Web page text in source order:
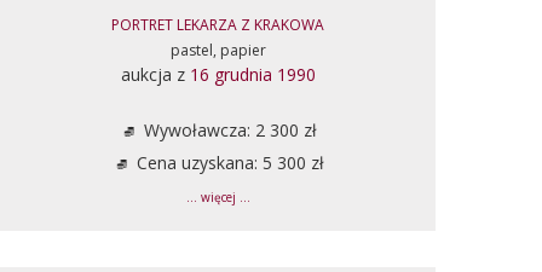
PORTRET LEKARZA Z KRAKOWA
pastel, papier
aukcja z 16 grudnia 1990
Wywoławcza: 2 300 zł
Cena uzyskana: 5 300 zł
... więcej ...